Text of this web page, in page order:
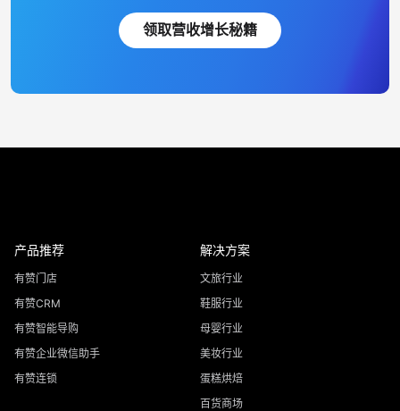
领取营收增长秘籍
产品推荐
有赞门店
有赞CRM
有赞智能导购
有赞企业微信助手
有赞连锁
解决方案
文旅行业
鞋服行业
母婴行业
美妆行业
蛋糕烘焙
百货商场